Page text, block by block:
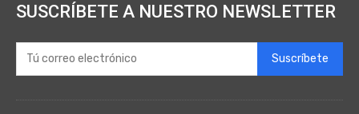
SUSCRÍBETE A NUESTRO NEWSLETTER
Suscríbete